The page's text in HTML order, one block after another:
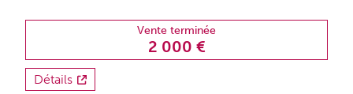
Vente terminée
2 000 €
Détails